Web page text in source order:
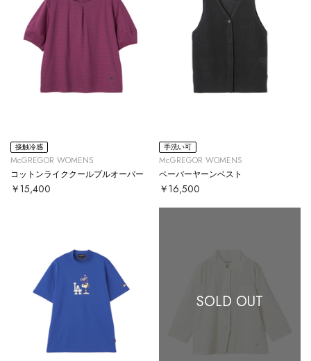
接触冷感
McGREGOR WOMENS
コットンライククールプルオーバー
￥15,400
手洗い可
McGREGOR WOMENS
ペーパーヤーンベスト
￥16,500
SOLD OUT